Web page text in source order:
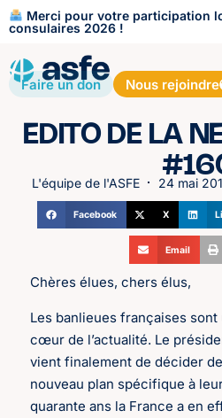
Merci pour votre participation
consulaires 2026 !
Faire un don Nous rejoindre
EDITO DE LA
L'équipe de l'ASFE 24 mai
Facebook X
Email
Chères élues, chers élus,
Les banlieues françaises
cœur de l’actualité. Le
vient finalement de décider
nouveau plan spécifique à
quarante ans la France a en